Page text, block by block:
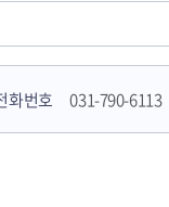
화번호 031-790-6113